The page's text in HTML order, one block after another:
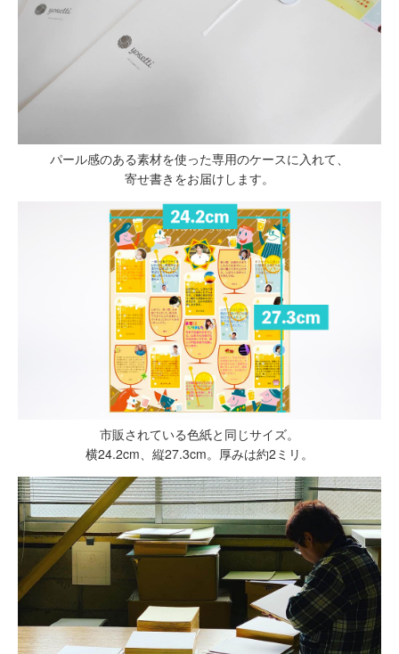
パール感のある素材を使った専用のケースに入れて、
寄せ書きをお届けします。
市販されている色紙と同じサイズ。
横24.2cm、縦27.3cm。厚みは約2ミリ。